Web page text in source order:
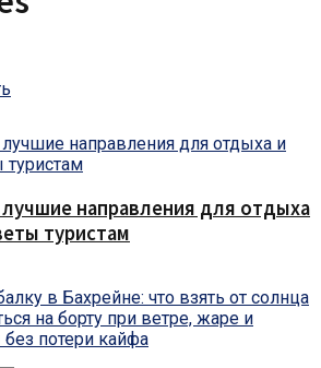
направления для отдыха
туристам